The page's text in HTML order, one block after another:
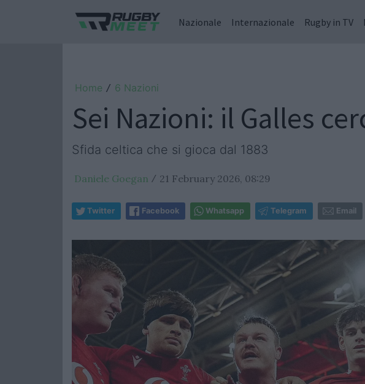
Nazionale Internazionale Rugby in TV
Home / 6 Nazioni
Sei Nazioni: il Galles
Sfida celtica che si gioca dal 1883
Daniele Goegan / 21 February 2026, 08:29
Twitter Facebook Whatsapp Telegram Email